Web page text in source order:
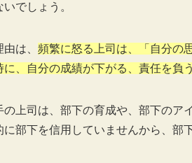
でしょう。
は、 頻繁に怒る上司は、「自分の
に、自分の成績が下がる、責任を負
の上司は、部下の育成や、部下のア
に部下を信用していませんから、部